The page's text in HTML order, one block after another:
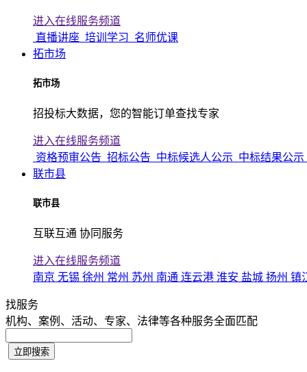
进入在线服务频道
直播讲座 培训学习 名师优课
拓市场
拓市场
招投标大数据，您的智能订单查找专家
进入在线服务频道
资格预审公告 招标公告 中标候选人公示 中标结果公示
联市县
联市县
互联互通 协同服务
进入在线服务频道
南京 无锡 徐州 常州 苏州 南通 连云港 淮安 盐城 扬州 镇
找服务
机构、案例、活动、专家、法律等各种服务全面匹配